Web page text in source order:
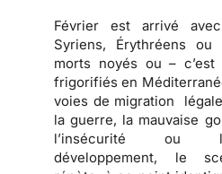
Février est arrivé
Syriens, Érythréens ou
morts noyés ou – c’est
frigorifiés en
voies de migration
la guerre, la mauvaise
l’insécurité
développement, le